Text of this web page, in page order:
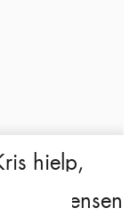
hielp,
Mensen